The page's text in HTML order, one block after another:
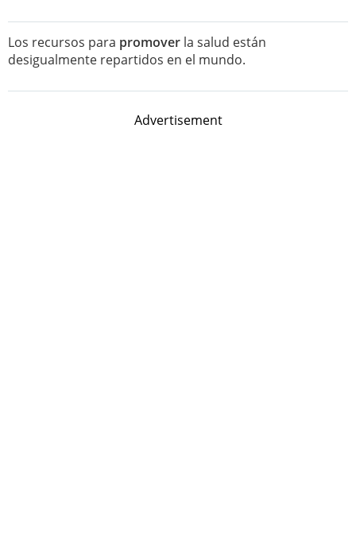
Los recursos para promover la salud están
desigualmente repartidos en el mundo.
Advertisement